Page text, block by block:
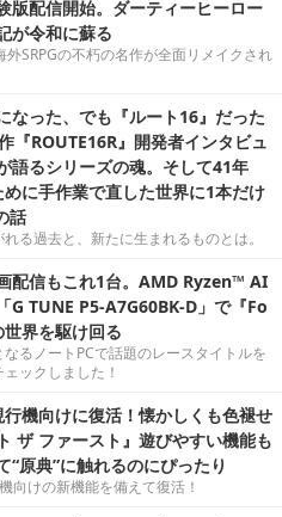
版配信開始。ダーティーヒーロー
が令和に蘇る
SRPGの不朽の名作が全面リメイクされ
なった、でも『ルート16』だった
『ROUTE16R』開発者インタビュ
語るシリーズの魂。そして41年
に手作業で直した世界に1本だけ
話
る過去と、新たに生まれるものとは。
配信もこれ1台。AMD Ryzen™ AI
G TUNE P5-A7G60BK-D」で『Fo
界を駆け回る
るノートPCで話題のレースタイトルを
ックしました！
機向けに復活！懐かしくも色褪せ
ザ ファースト』遊びやすい機能も
“原典”に触れるのにぴったり
向けの新機能を備えて復活！